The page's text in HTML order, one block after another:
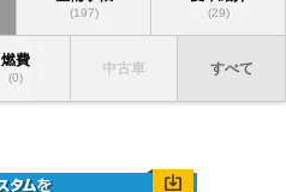
(197) (29)
燃費
(0)
中古車 すべて